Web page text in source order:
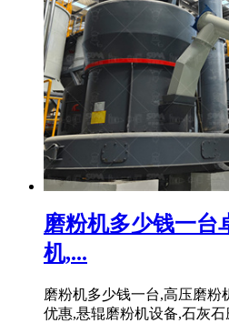
磨粉机多少钱一台
机,...
磨粉机多少钱一台,高压磨粉
优惠,悬辊磨粉机设备,石灰